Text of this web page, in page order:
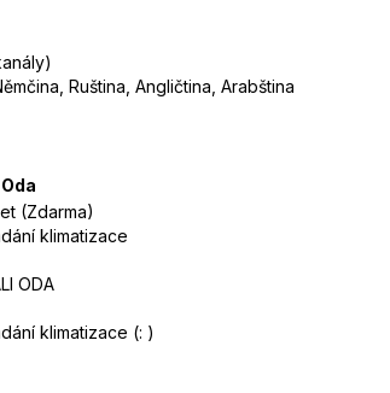
Ruština, Angličtina, Arabština
(Zdarma)
klimatizace
ODA
klimatizace (: )